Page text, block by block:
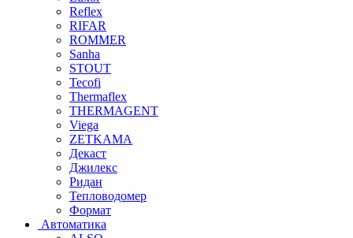
Reflex
RIFAR
ROMMER
Sanha
STOUT
Tecofi
Thermaflex
THERMAGENT
Viega
ZETKAMA
Декаст
Джилекс
Ридан
Тепловодомер
Формат
Автоматика